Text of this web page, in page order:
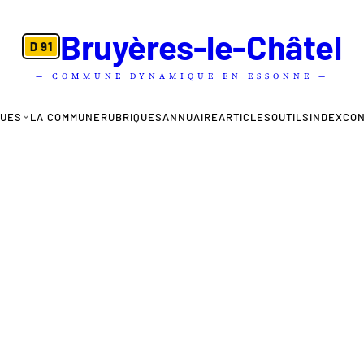
D 91 Bruyères-le-Châtel
— COMMUNE DYNAMIQUE EN ESSONNE —
LA COMMUNERUBRIQUESANNUAIREARTICLESOUTILSINDEX